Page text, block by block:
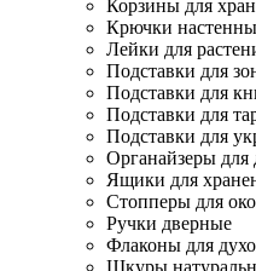
Корзины для
Крючки
Лейки для
Подставки для
Подставки для
Подставки для
Подставки для
Органайзеры для
Ящики для
Стопперы для
Ручки дверные
Флаконы для
Шкуры